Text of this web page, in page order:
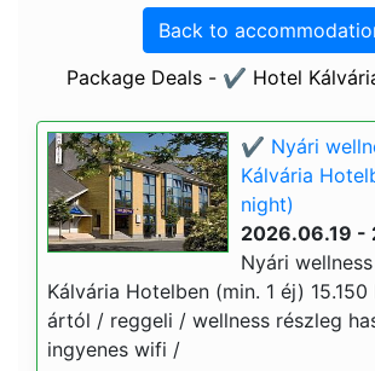
Back to
Package Deals - ✔️ Hotel
✔️ Nyári
Kálvária
night)
2026.06.19 -
Nyári
Kálvária Hotelben (min. 1 éj)
ártól / reggeli / wellness részleg
ingyenes wifi /